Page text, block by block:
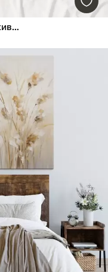
Абстрактна композиція, імітація живопису